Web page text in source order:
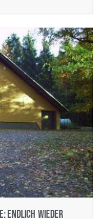
Endlich wieder